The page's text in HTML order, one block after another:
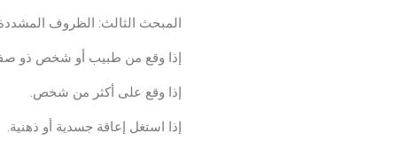
المبحث الثالث: الظروف المشددة
إذا وقع من طبيب أو شخص ذو صفة
إذا وقع على أكثر من شخص.
إذا استغل إعاقة جسدية أو ذهنية.